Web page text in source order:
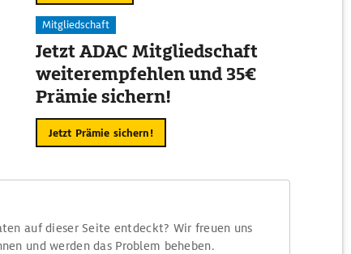
Mitgliedschaft
Jetzt ADAC Mitgliedschaft
weiterempfehlen und 35€
Prämie sichern!
Jetzt Prämie sichern!
auf dieser Seite entdeckt? Wir freuen uns
und werden das Problem beheben.